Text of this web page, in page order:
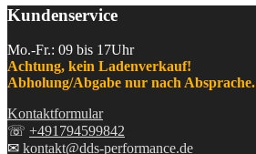
Kundenservice
Mo.-Fr.: 09 bis 17Uhr
Achtung, kein Ladenverkauf!
Abholung/Abgabe nur nach Absprache.
Kontaktformular
☏ +491794599842
✉ kontakt@dds-performance.de